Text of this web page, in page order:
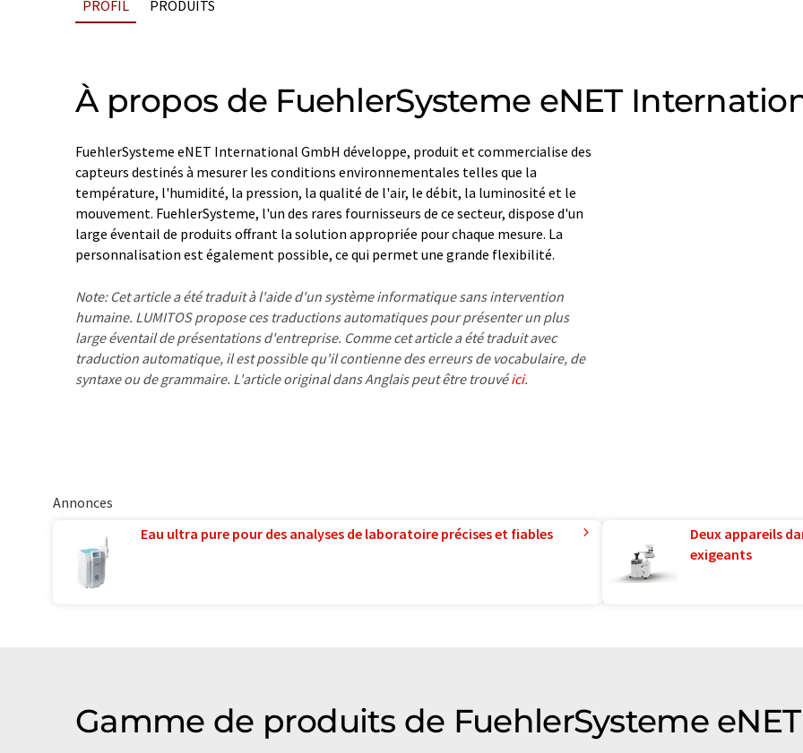
PROFIL PRODUITS
À propos de FuehlerSysteme eNET
FuehlerSysteme eNET International GmbH développe, produit et commercialise des
capteurs destinés à mesurer les conditions environnementales telles que la
température, l'humidité, la pression, la qualité de l'air, le débit, la luminosité et le
mouvement. FuehlerSysteme, l'un des rares fournisseurs de ce secteur, dispose d'un
large éventail de produits offrant la solution appropriée pour chaque mesure. La
personnalisation est également possible, ce qui permet une grande flexibilité.
Note: Cet article a été traduit à l'aide d'un système informatique sans intervention
humaine. LUMITOS propose ces traductions automatiques pour présenter un plus
large éventail de présentations d'entreprise. Comme cet article a été traduit avec
traduction automatique, il est possible qu'il contienne des erreurs de vocabulaire, de
syntaxe ou de grammaire. L'article original dans Anglais peut être trouvéici.
Annonces
Eau ultra pure pour des analyses de laboratoire précises et fiables
Deux appareils
exigeants
Gamme de produits de FuehlerSysteme